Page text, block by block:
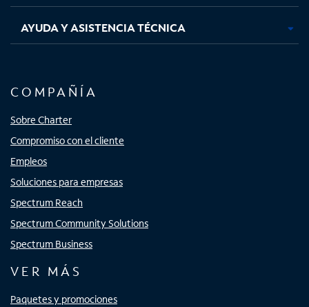
AYUDA Y ASISTENCIA TÉCNICA
COMPAÑÍA
Sobre Charter
Compromiso con el cliente
Empleos
Soluciones para empresas
Spectrum Reach
Spectrum Community Solutions
Spectrum Business
VER MÁS
Paquetes y promociones